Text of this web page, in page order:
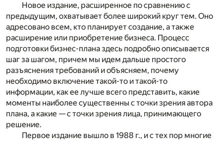
Новое издание, расширенное по сравнению с
предыдущим, охватывает более широкий круг тем. Оно
адресовано всем, кто планирует создание, а также
расширение или приобретение бизнеса. Процесс
подготовки бизнес-плана здесь подробно описывается
шаг за шагом, причем мы идем дальше простого
разъяснения требований и объясняем, почему
необходимо включение такой-то и такой-то
информации, как ее лучше всего представить, какие
моменты наиболее существенны с точки зрения автора
плана, а какие — с точки зрения лица, принимающего
решение.
Первое издание вышло в 1988 г., и с тех пор многие